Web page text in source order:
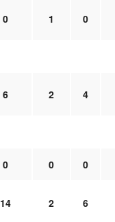
0 1 0
6 2 4
0 0
0
14 2 6